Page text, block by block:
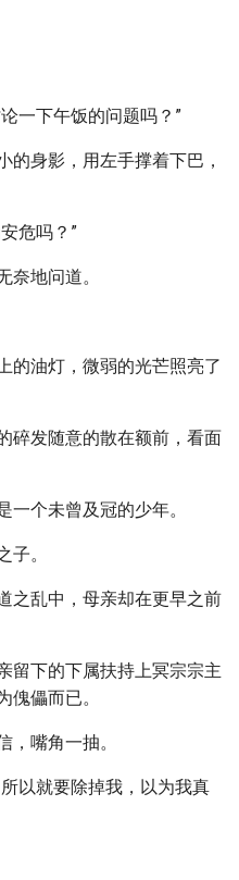
一下午饭的问题吗？”
的身影，用左手撑着下巴，
危吗？”
奈地问道。
的油灯，微弱的光芒照亮了
碎发随意的散在额前，看面
个未曾及冠的少年。
子。
之乱中，母亲却在更早之前
留下的下属扶持上冥宗宗主
傀儡而已。
，嘴角一抽。
以就要除掉我，以为我真